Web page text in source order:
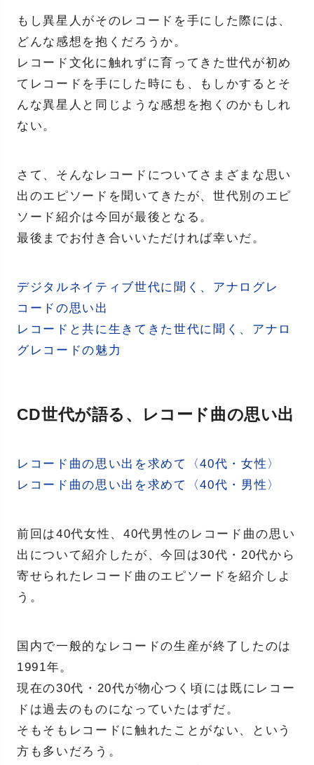
もし異星人がそのレコードを手にした際には、
どんな感想を抱くだろうか。
レコード文化に触れずに育ってきた世代が初め
てレコードを手にした時にも、もしかするとそ
んな異星人と同じような感想を抱くのかもしれ
ない。
さて、そんなレコードについてさまざまな思い
出のエピソードを聞いてきたが、世代別のエピ
ソード紹介は今回が最後となる。
最後までお付き合いいただければ幸いだ。
デジタルネイティブ世代に聞く、アナログレ
コードの思い出
レコードと共に生きてきた世代に聞く、アナロ
グレコードの魅力
CD世代が語る、レコード曲の思い出
レコード曲の思い出を求めて〈40代・女性〉
レコード曲の思い出を求めて〈40代・男性〉
前回は40代女性、40代男性のレコード曲の思い
出について紹介したが、今回は30代・20代から
寄せられたレコード曲のエピソードを紹介しよ
う。
国内で一般的なレコードの生産が終了したのは
1991年。
現在の30代・20代が物心つく頃には既にレコー
ドは過去のものになっていたはずだ。
そもそもレコードに触れたことがない、という
方も多いだろう。